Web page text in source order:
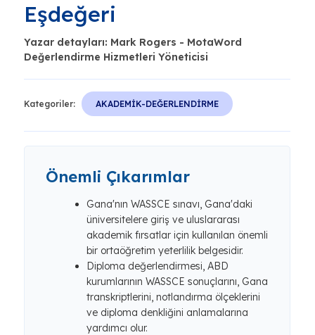
Eşdeğeri
Yazar detayları: Mark Rogers - MotaWord
Değerlendirme Hizmetleri Yöneticisi
Kategoriler: AKADEMİK-DEĞERLENDİRME
Önemli Çıkarımlar
Gana'nın WASSCE sınavı, Gana'daki
üniversitelere giriş ve uluslararası
akademik fırsatlar için kullanılan önemli
bir ortaöğretim yeterlilik belgesidir.
Diploma değerlendirmesi, ABD
kurumlarının WASSCE sonuçlarını, Gana
transkriptlerini, notlandırma ölçeklerini
ve diploma denkliğini anlamalarına
yardımcı olur.